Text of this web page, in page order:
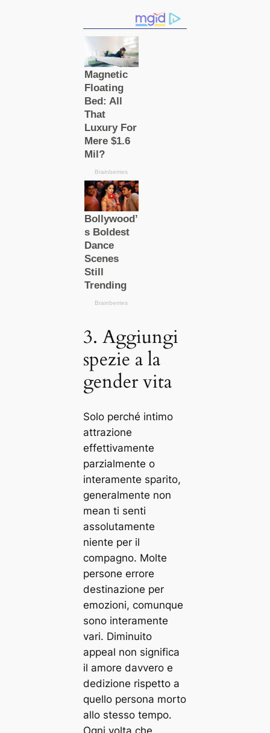
3. Aggiungi
spezie a la
gender vita
Solo perché intimo
attrazione
effettivamente
parzialmente o
interamente sparito,
generalmente non
mean ti senti
assolutamente
niente per il
compagno. Molte
persone errore
destinazione per
emozioni, comunque
sono interamente
vari. Diminuito
appeal non significa
il amore davvero e
dedizione rispetto a
quello persona morto
allo stesso tempo.